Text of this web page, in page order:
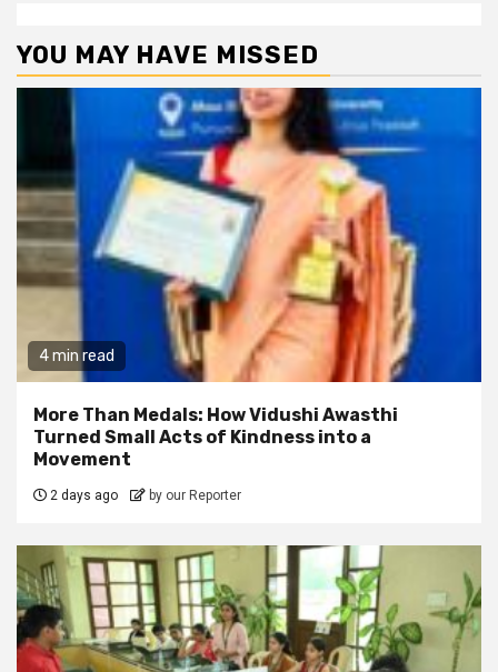
YOU MAY HAVE MISSED
4 min read
More Than Medals: How Vidushi Awasthi
Turned Small Acts of Kindness into a
Movement
2 days ago by our Reporter